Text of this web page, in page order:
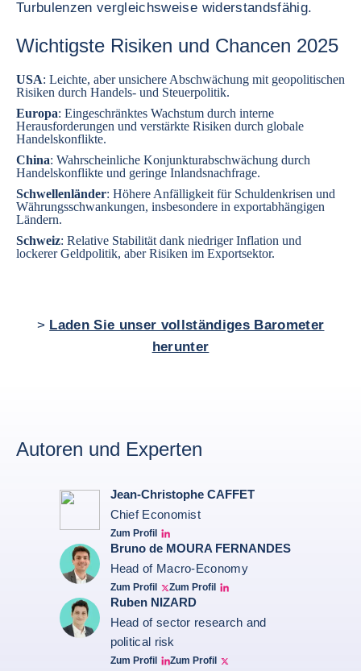
Turbulenzen vergleichsweise widerstandsfähig.
Wichtigste Risiken und Chancen 2025
USA: Leichte, aber unsichere Abschwächung mit geopolitischen
Risiken durch Handels- und Steuerpolitik.
Europa: Eingeschränktes Wachstum durch interne
Herausforderungen und verstärkte Risiken durch globale
Handelskonflikte.
China: Wahrscheinliche Konjunkturabschwächung durch
Handelskonflikte und geringe Inlandsnachfrage.
Schwellenländer: Höhere Anfälligkeit für Schuldenkrisen und
Währungsschwankungen, insbesondere in exportabhängigen
Ländern.
Schweiz: Relative Stabilität dank niedriger Inflation und
lockerer Geldpolitik, aber Risiken im Exportsektor.
> Laden Sie unser vollständiges Barometer
herunter
Autoren und Experten
Jean-Christophe CAFFET
Chief Economist
Zum Profil
JCC Linkedin
Bruno de MOURA FERNANDES
Head of Macro-Economy
Zum Profil
Twitter Bruno Fernandes
Zum Profil
Bruno de Moura Fernandes linkedin
Ruben NIZARD
Head of sector research and
political risk
Zum Profil
Ruben Nizard linkedin
Zum Profil
Ruben Nizard twitter